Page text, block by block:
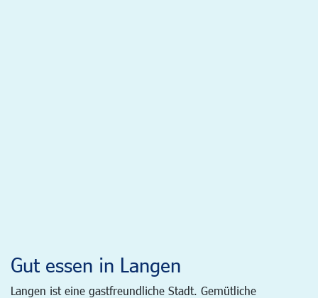
Gut essen in Langen
Langen ist eine gastfreundliche Stadt. Gemütliche